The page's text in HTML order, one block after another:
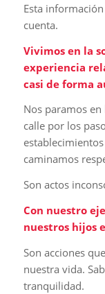
Esta
cuenta.
Vivimos en la
experiencia
casi de forma
Nos paramos
calle por los
caminamos
Son actos
Con nuestro
nuestros hijos
Son acciones
nuestra vida.
tranquilidad.